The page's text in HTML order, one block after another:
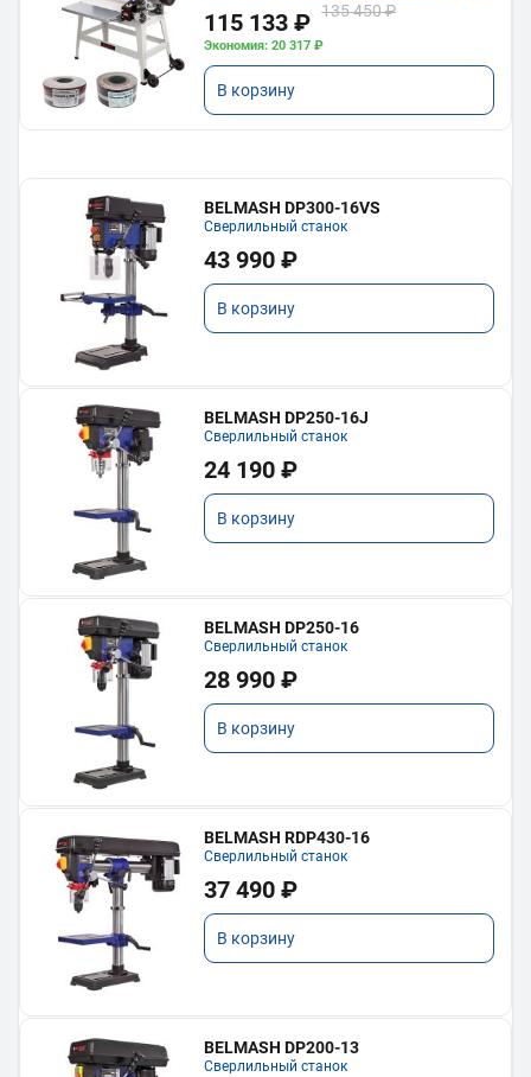
115 133 ₽ 135 450 ₽
Экономия: 20 317 ₽
В корзину
BELMASH DP300-16VS
Сверлильный станок
43 990 ₽
В корзину
BELMASH DP250-16J
Сверлильный станок
24 190 ₽
В корзину
BELMASH DP250-16
Сверлильный станок
28 990 ₽
В корзину
BELMASH RDP430-16
Сверлильный станок
37 490 ₽
В корзину
BELMASH DP200-13
Сверлильный станок